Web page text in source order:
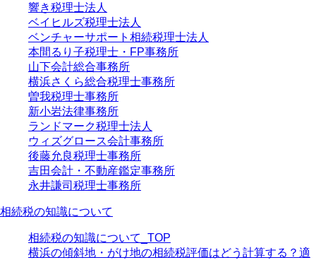
響き税理士法人
ベイヒルズ税理士法人
ベンチャーサポート相続税理士法人
本間るり子税理士・FP事務所
山下会計総合事務所
横浜さくら総合税理士事務所
曽我税理士事務所
新小岩法律事務所
ランドマーク税理士法人
ウィズグロース会計事務所
後藤允良税理士事務所
吉田会計・不動産鑑定事務所
永井謙司税理士事務所
相続税の知識について
相続税の知識について_TOP
横浜の傾斜地・がけ地の相続税評価はどう計算する？適